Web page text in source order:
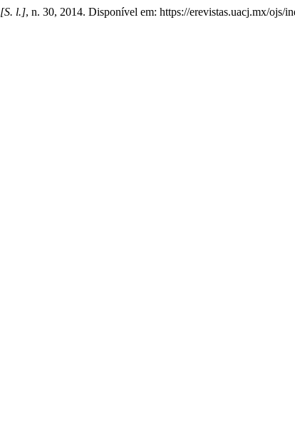
[S. l.], n. 30, 2014. Disponível em: https://erevistas.uacj.mx/ojs/